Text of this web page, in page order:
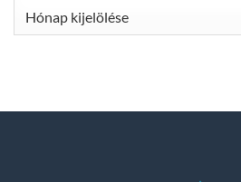
Archívum